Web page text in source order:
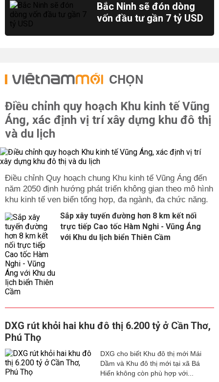
Bắc Ninh sẽ đón dòng
vốn đầu tư gần 7 tỷ USD
CHỌN
Điều chỉnh quy hoạch Khu kinh tế Vũng
Áng, xác định vị trí xây dựng khu đô thị
và du lịch
Điều chỉnh Quy hoạch chung Khu kinh tế Vũng Áng đến
năm 2050 định hướng phát triển không gian theo mô hình
khu kinh tế ven biển tổng hợp, đa ngành, đa chức năng.
Sắp xây tuyến đường hơn 8 km kết nối
trực tiếp Cao tốc Hàm Nghi - Vũng Áng
với Khu du lịch biển Thiên Cầm
DXG rút khỏi hai khu đô thị 6.200 tỷ ở Cần Thơ,
Phú Thọ
DXG cho biết Khu đô thị mới Mái
Dầm và Khu đô thị mới tại xã Bá
Hiến không còn phù hợp với...